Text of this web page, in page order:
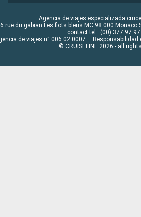
Agencia de viajes especializada
rue du gabian Les flots bleus MC 98 000 Monaco
contact tel : (00) 377 97
de viajes n° 006 02 0007 – Responsabilidad
© CRUISELINE 2026 - all